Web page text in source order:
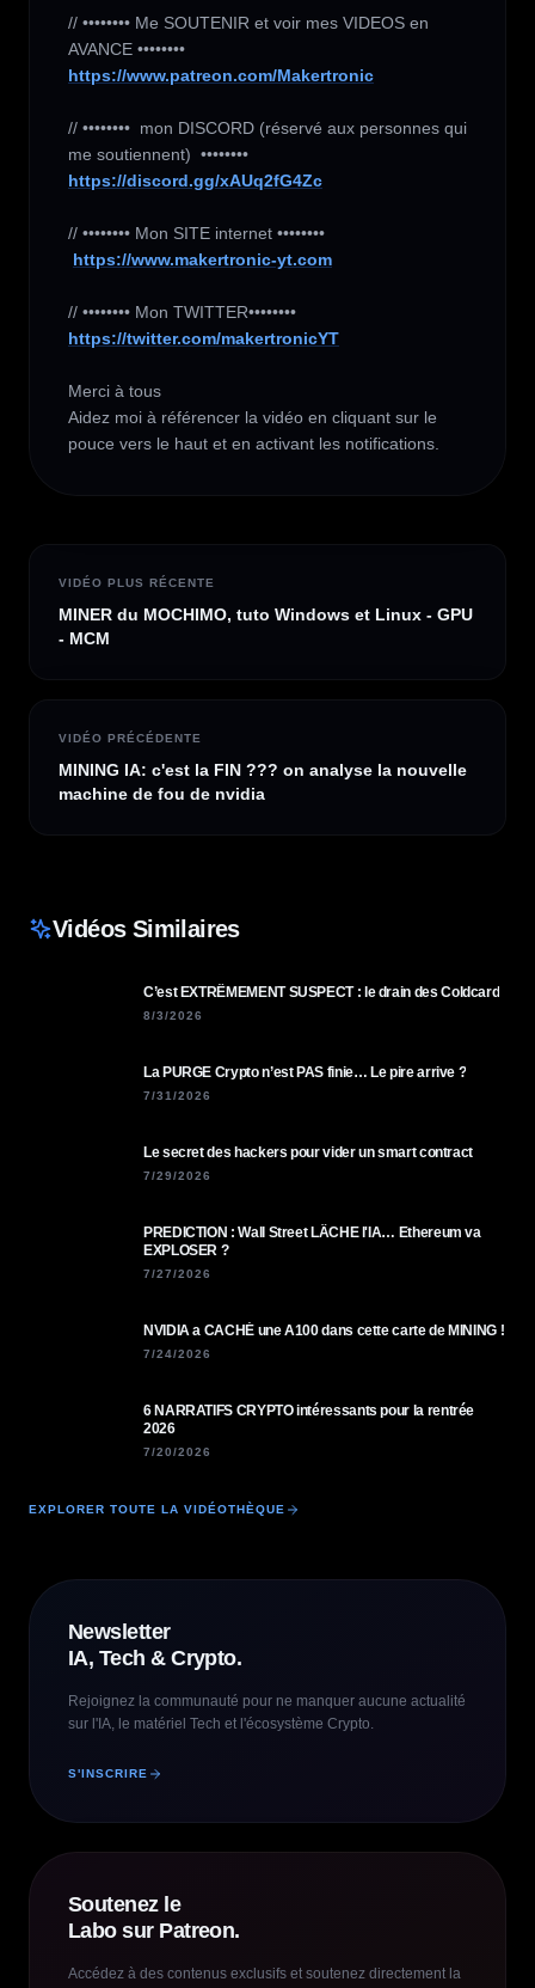
// •••••••• Me SOUTENIR et voir mes VIDEOS en
https://www.patreon.com/Makertronic
// ••••••••  mon DISCORD (réservé aux personnes qui
https://discord.gg/xAUq2fG4Zc
// •••••••• Mon SITE internet ••••••••
https://www.makertronic-yt.com
https://twitter.com/makertronicYT
Merci à tous
Aidez moi à référencer la vidéo en cliquant sur le
pouce vers le haut et en activant les notifications.
VIDÉO PLUS RÉCENTE
MINER du MOCHIMO, tuto Windows et Linux - GPU
- MCM
VIDÉO PRÉCÉDENTE
MINING IA: c'est la FIN ??? on analyse la nouvelle
machine de fou de nvidia
Vidéos Similaires
C’est EXTRÊMEMENT SUSPECT : le drain des Coldcard
8/3/2026
La PURGE Crypto n’est PAS finie… Le pire arrive ?
7/31/2026
Le secret des hackers pour vider un smart contract
7/29/2026
PREDICTION : Wall Street LÂCHE l'IA… Ethereum va
EXPLOSER ?
7/27/2026
NVIDIA a CACHÉ une A100 dans cette carte de MINING !
7/24/2026
6 NARRATIFS CRYPTO intéressants pour la rentrée
2026
7/20/2026
EXPLORER TOUTE LA VIDÉOTHÈQUE
Newsletter
IA, Tech & Crypto.
Rejoignez la communauté pour ne manquer aucune actualité
sur l'IA, le matériel Tech et l'écosystème Crypto.
S'INSCRIRE
Soutenez le
Labo sur Patreon.
Accédez à des contenus exclusifs et soutenez directement la